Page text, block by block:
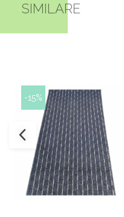
SIMILARE
-15%